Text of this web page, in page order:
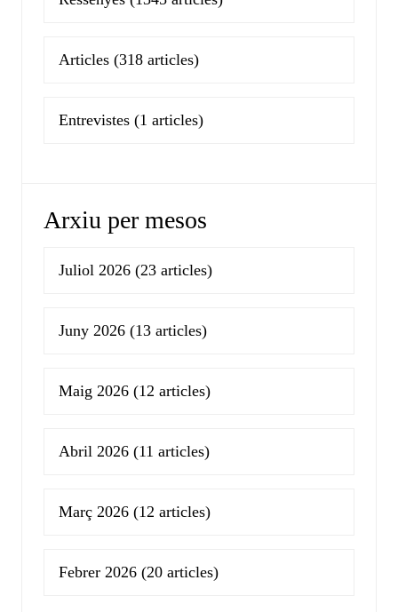
Articles (318 articles)
Entrevistes (1 articles)
Arxiu per mesos
Juliol 2026 (23 articles)
Juny 2026 (13 articles)
Maig 2026 (12 articles)
Abril 2026 (11 articles)
Març 2026 (12 articles)
Febrer 2026 (20 articles)